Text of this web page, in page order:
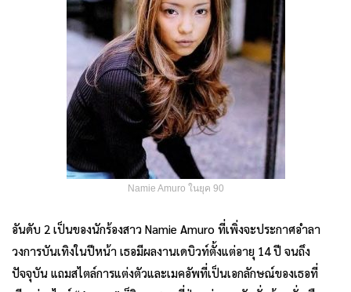
Namie Amuro ในยุค 90
อันดับ 2 เป็นของนักร้องสาว Namie Amuro ที่เพิ่งจะประกาศอำลา
วงการบันเทิงในปีหน้า เธอมีผลงานเดบิวท์ตั้งแต่อายุ 14 ปี จนถึง
ปัจจุบัน แถมสไตล์การแต่งตัวและเมคอัพที่เป็นเอกลักษณ์ของเธอที่